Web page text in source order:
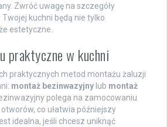
Zwróć uwagę na szczegóły
kuchni będą nie tylko
estetyczne.
praktyczne w kuchni
praktycznych metod montażu żaluzji
montaż bezinwazyjny lub montaż
polega na zamocowaniu
co ułatwia późniejszy
idealna, jeśli chcesz uniknąć